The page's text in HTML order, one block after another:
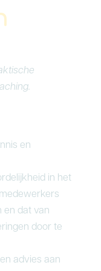
en
in het
en dat van
door te
advies aan